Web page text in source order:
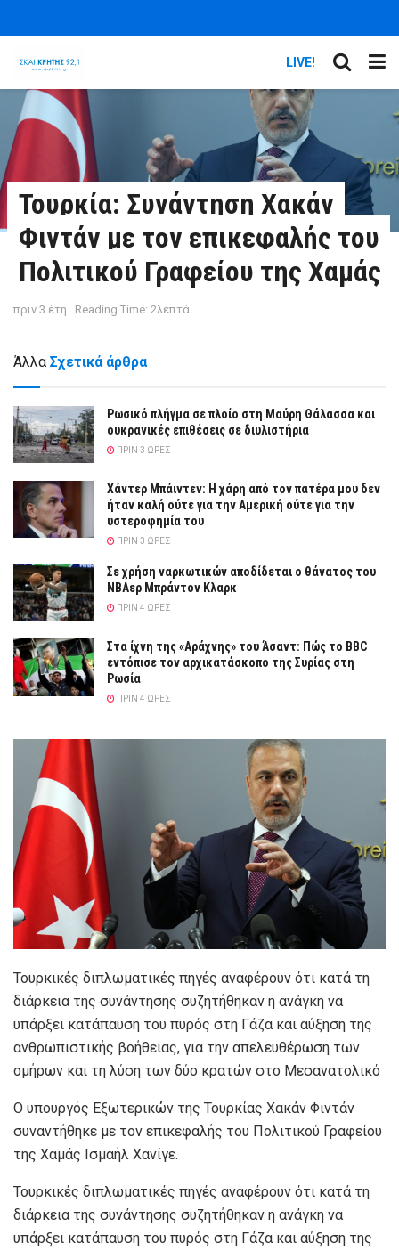
LIVE!
Τουρκία: Συνάντηση Χακάν
Φιντάν με τον επικεφαλής του
Πολιτικού Γραφείου της Χαμάς
πριν 3 έτη Reading Time: 2λεπτά
Άλλα Σχετικά άρθρα
Ρωσικό πλήγμα σε πλοίο στη Μαύρη Θάλασσα και
ουκρανικές επιθέσεις σε διυλιστήρια
ΠΡΙΝ 3 ΏΡΕΣ
Χάντερ Μπάιντεν: Η χάρη από τον πατέρα μου δεν
ήταν καλή ούτε για την Αμερική ούτε για την
υστεροφημία του
ΠΡΙΝ 3 ΏΡΕΣ
Σε χρήση ναρκωτικών αποδίδεται ο θάνατος του
ΝΒΑερ Μπράντον Κλαρκ
ΠΡΙΝ 4 ΏΡΕΣ
Στα ίχνη της «Αράχνης» του Άσαντ: Πώς το BBC
εντόπισε τον αρχικατάσκοπο της Συρίας στη
Ρωσία
ΠΡΙΝ 4 ΏΡΕΣ
Τουρκικές διπλωματικές πηγές αναφέρουν ότι κατά τη
διάρκεια της συνάντησης συζητήθηκαν η ανάγκη να
υπάρξει κατάπαυση του πυρός στη Γάζα και αύξηση της
ανθρωπιστικής βοήθειας, για την απελευθέρωση των
ομήρων και τη λύση των δύο κρατών στο Μεσανατολικό
O υπουργός Εξωτερικών της Τουρκίας Χακάν Φιντάν
συναντήθηκε με τον επικεφαλής του Πολιτικού Γραφείου
της Χαμάς Ισμαήλ Χανίγε.
Τουρκικές διπλωματικές πηγές αναφέρουν ότι κατά τη
διάρκεια της συνάντησης συζητήθηκαν η ανάγκη να
υπάρξει κατάπαυση του πυρός στη Γάζα και αύξηση της